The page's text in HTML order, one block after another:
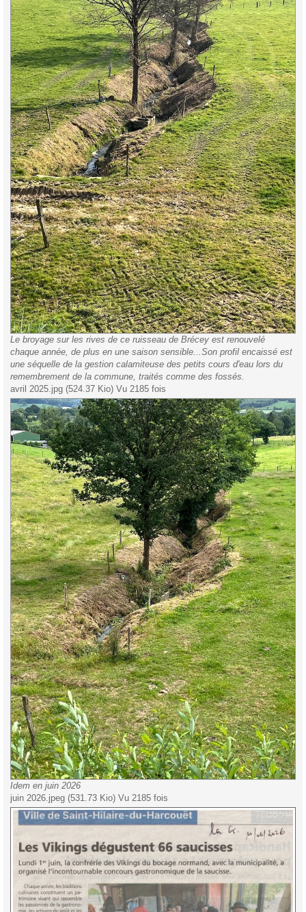
Le broyage sur les rives de ce ruisseau de Brécey est renouvelé
chaque année, de plus en une saison sensible...Son profil encaissé est
une séquelle de la gestion calamiteuse des petits cours d'eau lors du
remembrement de la commune, traités comme des fossés.
avril 2025.jpg (524.37 Kio) Vu 2185 fois
Idem en juin 2026
juin 2026.jpeg (531.73 Kio) Vu 2185 fois